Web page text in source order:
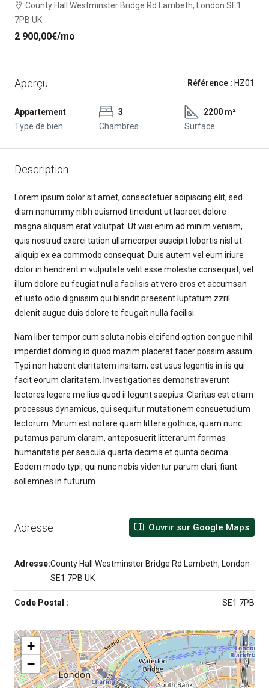
County Hall Westminster Bridge Rd Lambeth, London SE1
7PB UK
2 900,00€/mo
Aperçu Référence : HZ01
Appartement
Type de bien
3
Chambres
2200 m²
Surface
Description
Lorem ipsum dolor sit amet, consectetuer adipiscing elit, sed
diam nonummy nibh euismod tincidunt ut laoreet dolore
magna aliquam erat volutpat. Ut wisi enim ad minim veniam,
quis nostrud exerci tation ullamcorper suscipit lobortis nisl ut
aliquip ex ea commodo consequat. Duis autem vel eum iriure
dolor in hendrerit in vulputate velit esse molestie consequat, vel
illum dolore eu feugiat nulla facilisis at vero eros et accumsan
et iusto odio dignissim qui blandit praesent luptatum zzril
delenit augue duis dolore te feugait nulla facilisi.
Nam liber tempor cum soluta nobis eleifend option congue nihil
imperdiet doming id quod mazim placerat facer possim assum.
Typi non habent claritatem insitam; est usus legentis in iis qui
facit eorum claritatem. Investigationes demonstraverunt
lectores legere me lius quod ii legunt saepius. Claritas est etiam
processus dynamicus, qui sequitur mutationem consuetudium
lectorum. Mirum est notare quam littera gothica, quam nunc
putamus parum claram, anteposuerit litterarum formas
humanitatis per seacula quarta decima et quinta decima.
Eodem modo typi, qui nunc nobis videntur parum clari, fiant
sollemnes in futurum.
Adresse Ouvrir sur Google Maps
Adresse:County Hall Westminster Bridge Rd Lambeth, London
SE1 7PB UK
Code Postal : SE1 7PB
+
−